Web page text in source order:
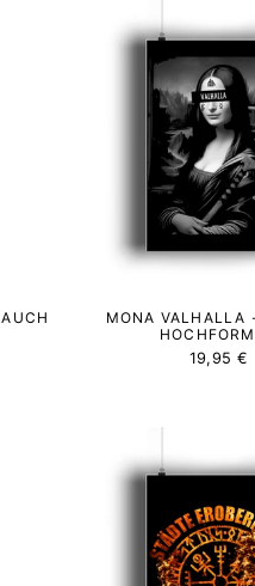
MONA VALHALLA
19,95 €